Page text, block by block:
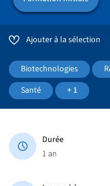
Ajouter à la sélection
Biotechnologies
Santé
+ 1
Durée
1 an